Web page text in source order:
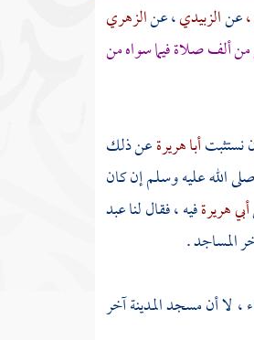
عنالزبيدي، عنالزهري
ألف صلاة فيما سواه من
نستثبتأبا هريرةعن ذلك
الله عليه وسلم إن كان
أبي هريرةفيه ، فقال لناعبد
المساجد .
، لا أنمسجد المدينةآخر